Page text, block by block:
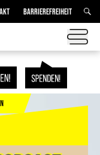
BARRIEREFREIHEIT